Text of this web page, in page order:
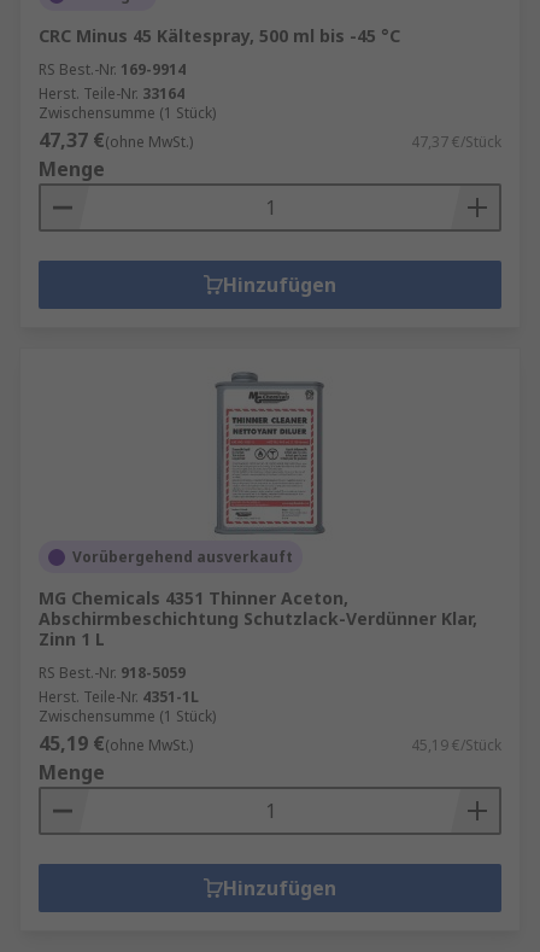
CRC Minus 45 Kältespray, 500 ml bis -45 °C
RS Best.-Nr. 169-9914
Herst. Teile-Nr. 33164
Zwischensumme (1 Stück)
47,37 €(ohne MwSt.) 47,37 €/Stück
Menge
Hinzufügen
Vorübergehend ausverkauft
MG Chemicals 4351 Thinner Aceton,
Abschirmbeschichtung Schutzlack-Verdünner Klar,
Zinn 1 L
RS Best.-Nr. 918-5059
Herst. Teile-Nr. 4351-1L
Zwischensumme (1 Stück)
45,19 €(ohne MwSt.) 45,19 €/Stück
Menge
Hinzufügen